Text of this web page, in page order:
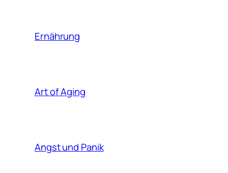
Ernährung
Art of Aging
Angst und Panik